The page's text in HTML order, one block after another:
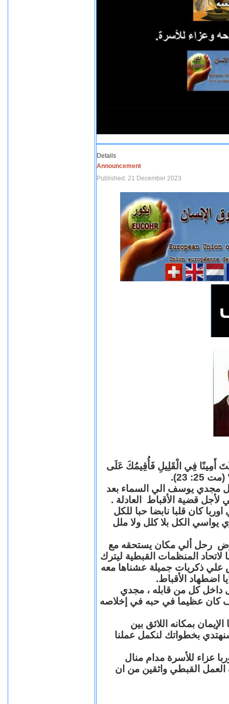
Details
Announcement
Published: 21 December 2023
أَمِينًا فِي الْقَلِيلِ فَأُقِيمُكَ عَلَى
23).
مجدي يوسف الي السماء بعد
قضية الأقباط العادلة .
كان قلبا نابضا حبا للكل
يواسي الكل بلا كلل ولا ملل
رحل ألي مكان يستحقه مع
المنظمات القبطية ليترك
علي ذكريات جميلة عشناها معه
اضطهاد الأقباط.
داخل كل من قابله ، مجدي
عظيما في حبه في إخلاصه
بمكانه اللائق بين
بخطواتك لنكمل عملنا
عزاء للأسرة مدام منال
العمل القبطي واثقين من ان